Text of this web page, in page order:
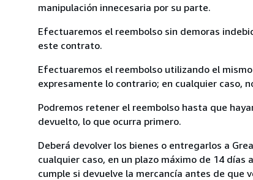
manipulación innecesaria por su parte.
Efectuaremos el reembolso sin demoras
este contrato.
Efectuaremos el reembolso utilizando el
expresamente lo contrario; en cualquier caso,
Podremos retener el reembolso hasta que
devuelto, lo que ocurra primero.
Deberá devolver los bienes o entregarlos a
cualquier caso, en un plazo máximo de 14
cumple si devuelve la mercancía antes de que